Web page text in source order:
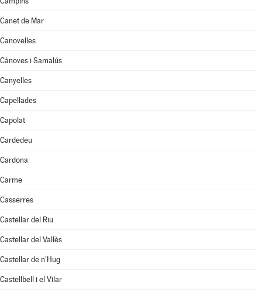
Canet de Mar
Canovelles
Cànoves i Samalús
Canyelles
Capellades
Capolat
Cardedeu
Cardona
Carme
Casserres
Castellar del Riu
Castellar del Vallès
Castellar de n'Hug
Castellbell i el Vilar